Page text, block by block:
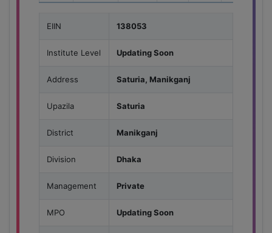
EIIN 138053
Institute Level Updating Soon
Address Saturia, Manikganj
Upazila Saturia
District Manikganj
Division Dhaka
Management Private
MPO Updating Soon